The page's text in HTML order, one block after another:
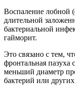
Воспаление лобной
длительной
бактериальной
гайморит.
Это связано с тем,
фронтальная пазуха
меньший диаметр
бактерий или